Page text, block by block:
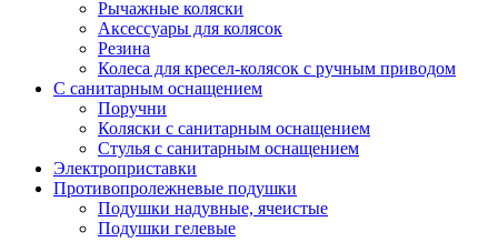
Рычажные коляски
Аксессуары для колясок
Резина
Колеса для кресел-колясок с ручным приводом
С санитарным оснащением
Поручни
Коляски с санитарным оснащением
Стулья с санитарным оснащением
Электроприставки
Противопролежневые подушки
Подушки надувные, ячеистые
Подушки гелевые